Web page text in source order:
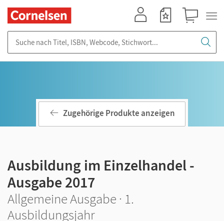
Zugehörige Produkte anzeigen
Ausbildung im Einzelhandel -
Ausgabe 2017
Allgemeine Ausgabe · 1.
Ausbildungsjahr